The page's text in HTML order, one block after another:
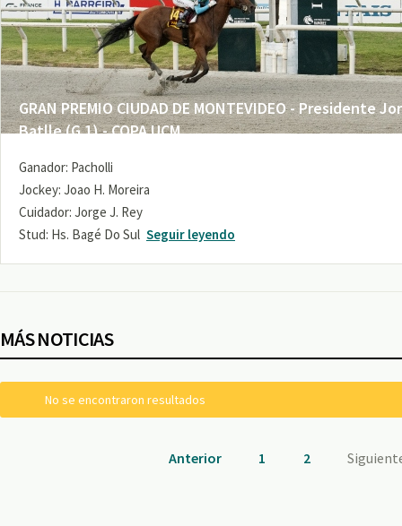
GRAN PREMIO CIUDAD DE MONTEVIDEO - Presidente
Batlle (G 1) - COPA UCM
Ganador: Pacholli
Jockey: Joao H. Moreira
Cuidador: Jorge J. Rey
Stud: Hs. Bagé Do Sul Seguir leyendo
MÁS NOTICIAS
No se encontraron resultados
Anterior 1 2